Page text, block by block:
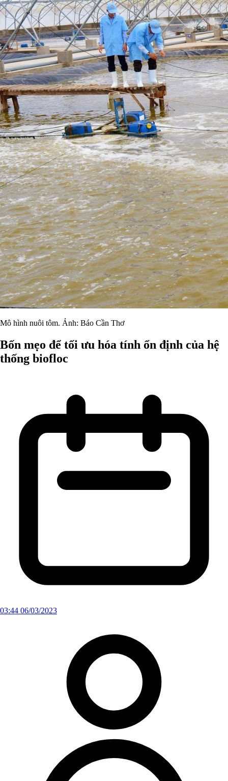
Mô hình nuôi tôm. Ảnh: Báo Cần Thơ
Bốn mẹo để tối ưu hóa tính ổn định của hệ
thống biofloc
03:44 06/03/2023